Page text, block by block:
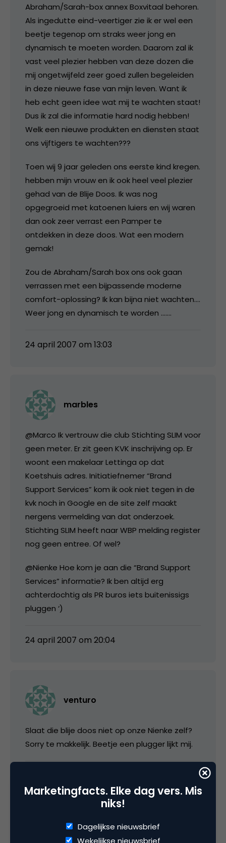
Abraham/Sarah-box annex Boxvitaal behoren.
Als ingedutte eind-veertiger zie ik er wel een
beetje tegenop om straks weer jong en
dynamisch te moeten worden. Daarom zal ik
vast veel plezier hebben van deze dozen die
mij ongetwijfeld zeer goed zullen begeleiden
in deze nieuwe fase van mijn leven. Want ik
heb echt geen idee wat mij te wachten staat!
Dus ik zal die informatie hard nodig hebben!
Welk een nieuwe produkten en diensten staat
ons vijftigers te wachten???
Toen wij 9 jaar geleden ons eerste kind kregen.
hebben mijn vrouw en ik ook heel veel plezier
gehad van de Blije Doos. Ik was nog
opgegroeid met katoenen luiers en wij waren
dan ook zeer verrast een Pamper te
ontdekken in deze doos. Wat een modern
gemak!
Zou de Abraham/Sarah box ons ook gaan
verrassen met een bijpassende moderne
comfort-oplossing? Ik kan bijna niet wachten….
Weer jong en dynamisch te worden …….
24 april 2007 om 13:03
marbles
@Marco Ik vertrouw die club Stichting SLIM voor
geen meter. Er zit geen KVK inschrijving op. Er
woont een makelaar Lettinga op dat
Koetshuis adres. Initiatiefnemer “Brand
Support Services” kom ik ook niet tegen in de
kvk noch in Google en de site zelf maakt
nergens vermelding van dat onderzoek.
Stichting SLIM heeft naar WBP melding register
nog geen entree. Of wel?
@Nienke Hoe kom je aan die “Brand Support
Services” informatie? Ik ben altijd erg
achterdochtig als PR buros iets buitenissigs
pluggen ‘)
24 april 2007 om 20:04
venturo
Slaat die blije doos niet op onze Nienke zelf?
Sorry te makkelijk. Beetje een plugger lijkt mij.
amsterdamant
Marketingfacts. Elke dag vers. Mis
niks!
Dagelijkse nieuwsbrief
Wekelijkse nieuwsbrief